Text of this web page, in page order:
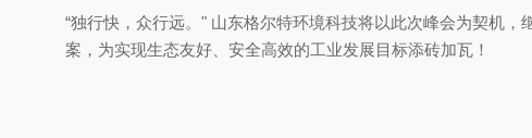
“独行快，众行远。" 山东格尔特环境科技将以此次峰会为契机
案，为实现生态友好、安全高效的工业发展目标添砖加瓦！